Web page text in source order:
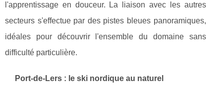
l'apprentissage en douceur. La liaison avec les autres
secteurs s'effectue par des pistes bleues panoramiques,
idéales pour découvrir l'ensemble du domaine sans
difficulté particulière.
Port-de-Lers : le ski nordique au naturel